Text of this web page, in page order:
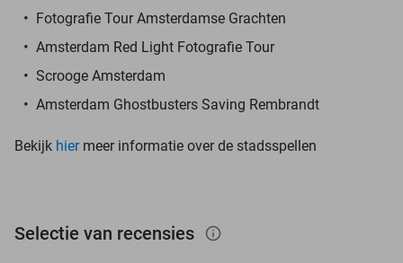
Fotografie Tour Amsterdamse Grachten
Amsterdam Red Light Fotografie Tour
Scrooge Amsterdam
Amsterdam Ghostbusters Saving Rembrandt
Bekijk hiermeer informatie over de stadsspellen
Selectie van recensies info_outlined